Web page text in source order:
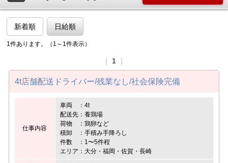
新着順 日給順
1件あります。（1～1件表示）
1
4t店舗配送ドライバー/残業なし/社会保険完備
仕事内容
車両 ：4t
配送先：養鶏場
荷物 ：鶏卵など
積卸 ：手積み手降ろし
件数 ：1〜5件程
エリア：大分・福岡・佐賀・長崎